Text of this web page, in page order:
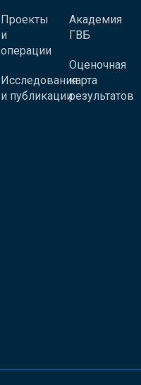
Проекты
и
операции
Исследования
и публикации
Академия
ГВБ
Оценочная
карта
результатов